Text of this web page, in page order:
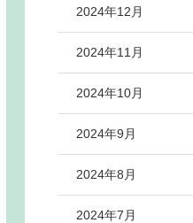
2024年12月
2024年11月
2024年10月
2024年9月
2024年8月
2024年7月